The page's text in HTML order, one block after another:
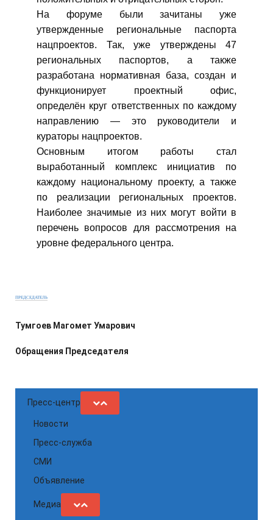
На форуме были зачитаны уже
утвержденные региональные паспорта
нацпроектов. Так, уже утверждены 47
региональных паспортов, а также
разработана нормативная база, создан и
функционирует проектный офис,
определён круг ответственных по каждому
направлению — это руководители и
кураторы нацпроектов.
Основным итогом работы стал
выработанный комплекс инициатив по
каждому национальному проекту, а также
по реализации региональных проектов.
Наиболее значимые из них могут войти в
перечень вопросов для рассмотрения на
уровне федерального центра.
ПРЕДСЕДАТЕЛЬ
Тумгоев Магомет Умарович
Обращения Председателя
Пресс-центр
Новости
Пресс-служба
СМИ
Объявление
Медиа